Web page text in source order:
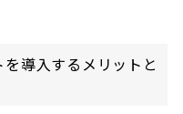
導入するメリットと